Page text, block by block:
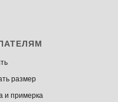
размер
и примерка